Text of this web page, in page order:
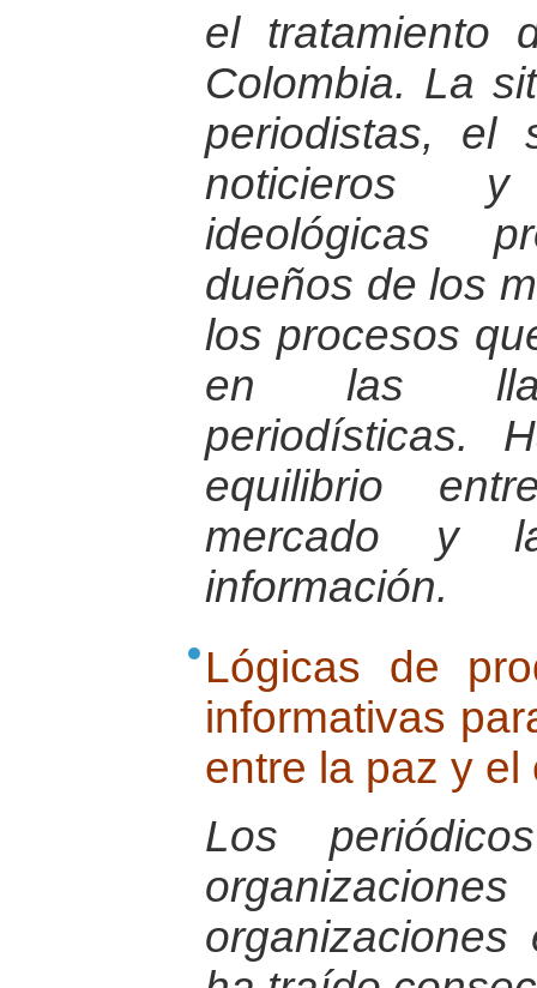
el tratamiento
Colombia. La
periodistas, el
noticieros
ideológicas
dueños de los
los procesos
en las
periodísticas.
equilibrio
mercado y
información.
Lógicas de
informativas
entre la paz y
Los